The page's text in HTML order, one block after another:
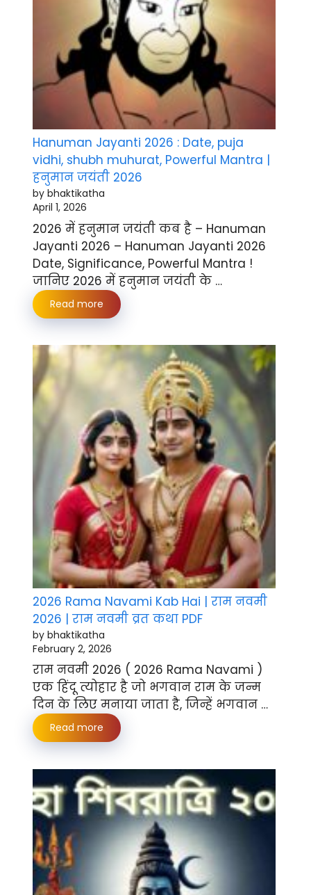
Hanuman Jayanti 2026 : Date, puja
vidhi, shubh muhurat, Powerful Mantra |
हनुमान जयंती 2026
by bhaktikatha
April 1, 2026
2026 में हनुमान जयंती कब है – Hanuman
Jayanti 2026 – Hanuman Jayanti 2026
Date, Significance, Powerful Mantra !
जानिए 2026 में हनुमान जयंती के …
Read more
2026 Rama Navami Kab Hai | राम नवमी
2026 | राम नवमी व्रत कथा PDF
by bhaktikatha
February 2, 2026
राम नवमी 2026 ( 2026 Rama Navami )
एक हिंदू त्योहार है जो भगवान राम के जन्म
दिन के लिए मनाया जाता है, जिन्हें भगवान …
Read more